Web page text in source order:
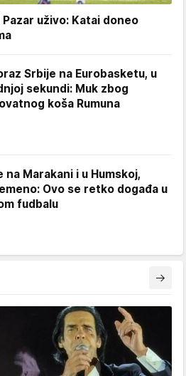
uživo: Katai doneo
Srbije na Eurobasketu, u
sekundi: Muk zbog
koša Rumuna
na Marakani i u Humskoj,
Ovo se retko događa u
fudbalu